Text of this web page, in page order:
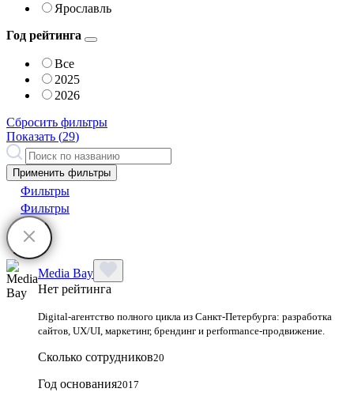
Ярославль
Год рейтинга
Все
2025
2026
Сбросить фильтры
Показать (29)
Применить фильтры
Фильтры
Фильтры
Media Bay
Нет рейтинга
Digital‑агентство полного цикла из Санкт‑Петербурга: разработка
сайтов, UX/UI, маркетинг, брендинг и performance‑продвижение.
Сколько сотрудников20
Год основания2017